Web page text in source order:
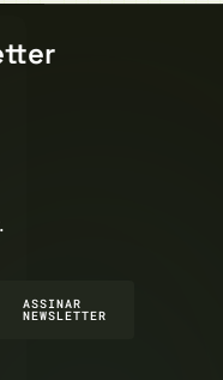
ASSINAR
NEWSLETTER